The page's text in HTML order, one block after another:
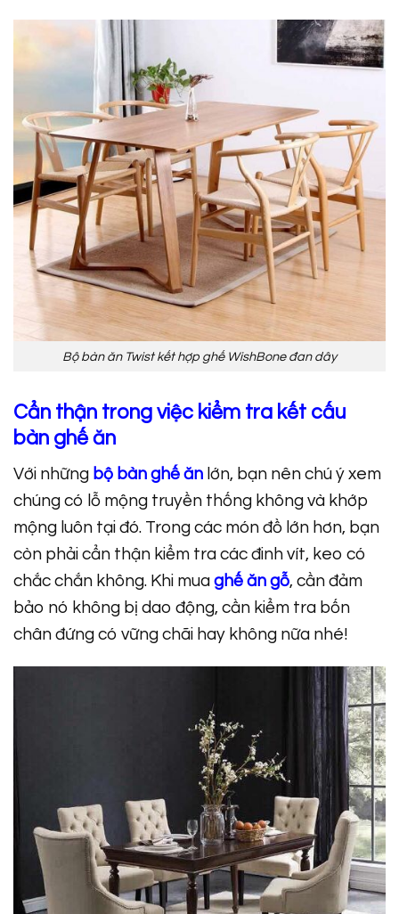
Bộ bàn ăn Twist kết hợp ghế WishBone đan dây
Cẩn thận trong việc kiểm tra kết cấu
bàn ghế ăn
Với những bộ bàn ghế ăn lớn, bạn nên chú ý xem
chúng có lỗ mộng truyền thống không và khớp
mộng luôn tại đó. Trong các món đồ lớn hơn, bạn
còn phải cẩn thận kiểm tra các đinh vít, keo có
chắc chắn không. Khi mua ghế ăn gỗ, cần đảm
bảo nó không bị dao động, cần kiểm tra bốn
chân đứng có vững chãi hay không nữa nhé!